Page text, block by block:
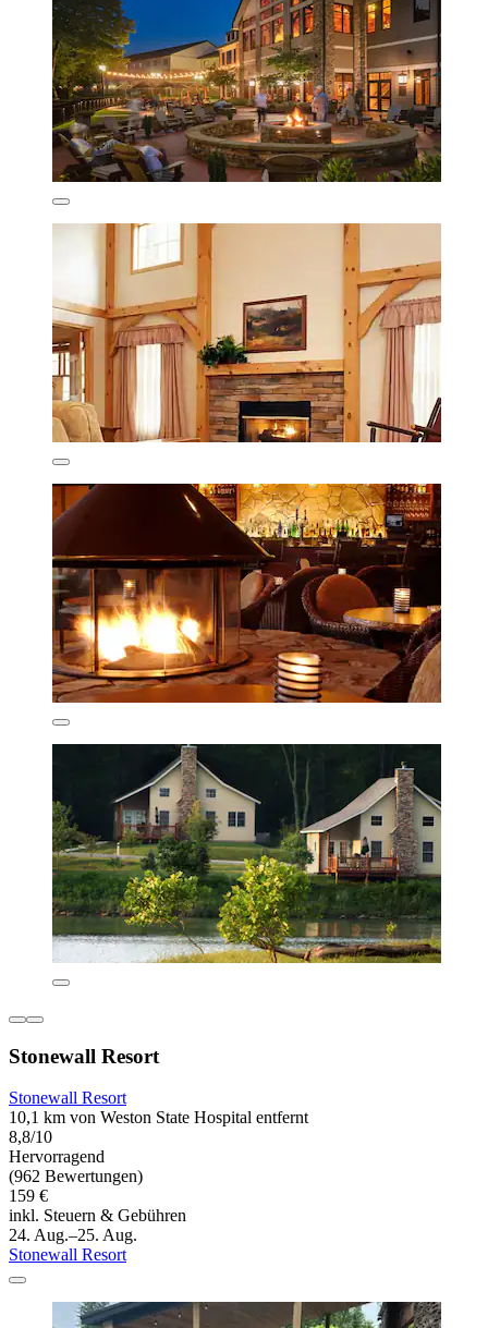
Stonewall Resort
Stonewall Resort
10,1 km von Weston State Hospital entfernt
8,8/10
Hervorragend
(962 Bewertungen)
159 €
inkl. Steuern & Gebühren
24. Aug.–25. Aug.
Stonewall Resort